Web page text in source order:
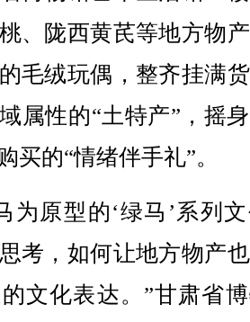
、陇西黄芪等地方物
毛绒玩偶，整齐挂满
属性的“土特产”，摇
买的“情绪伴手礼”。
原型的‘绿马’系列文
考，如何让地方物产
文化表达。”甘肃省